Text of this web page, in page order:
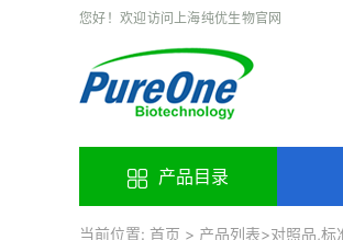
您好！欢迎访问上海纯优生物官网
产品目录
当前位置: 首页 > 产品列表>对照品,标